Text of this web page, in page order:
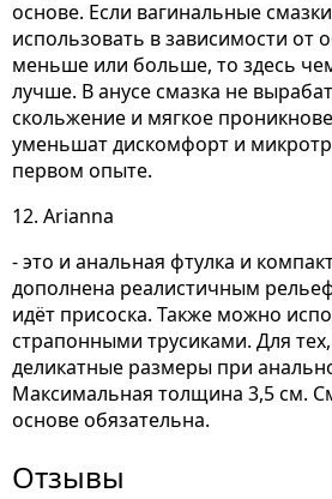
основе. Если вагинальные
использовать в зависимости от
меньше или больше, то здесь
лучше. В анусе смазка не
скольжение и мягкое
уменьшат дискомфорт и
первом опыте.
12. Arianna
- это и анальная фтулка и
дополнена реалистичным
идёт присоска. Также можно
страпонными трусиками. Для
деликатные размеры при
Максимальная толщина 3,5 см.
основе обязательна.
Отзывы